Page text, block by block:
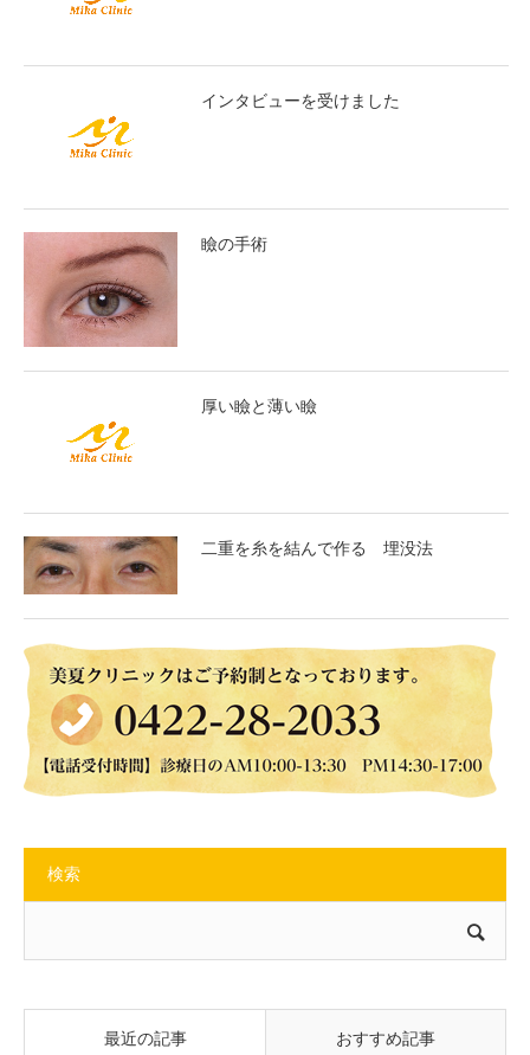
インタビューを受けました
瞼の手術
厚い瞼と薄い瞼
二重を糸を結んで作る 埋没法
検索
最近の記事 おすすめ記事